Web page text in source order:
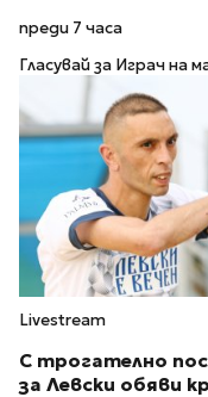
преди 7 часа
Гласувай за Играч на
Livestream
С трогателно
за Левски обяви